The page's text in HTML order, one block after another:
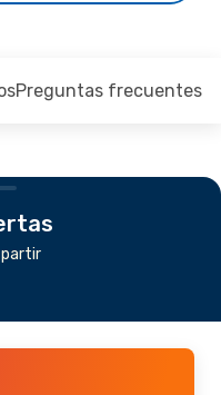
Preguntas frecuentes
partir